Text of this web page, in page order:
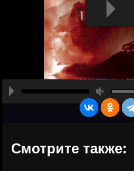
Смотрите также: